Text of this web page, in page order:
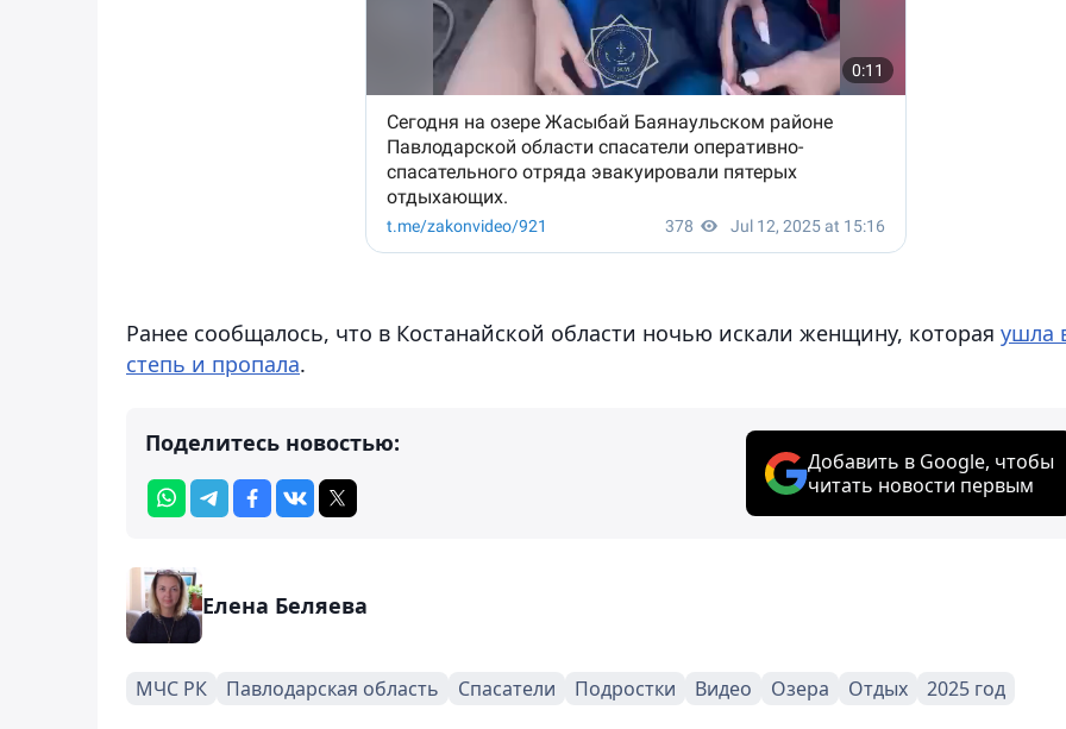
Ранее сообщалось, что в Костанайской области ночью искали женщину, которая ушла
степь и пропала.
Поделитесь новостью:
Добавить в Google, чтобы
читать новости первым
Елена Беляева
МЧС РК Павлодарская область Спасатели Подростки Видео Озера Отдых 2025 год